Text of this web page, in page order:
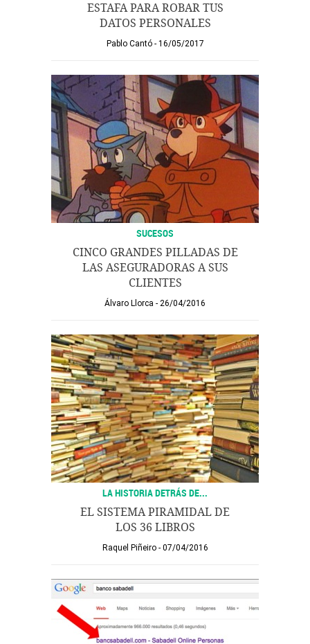
ESTAFA PARA ROBAR TUS
DATOS PERSONALES
Pablo Cantó 16/05/2017
SUCESOS
CINCO GRANDES PILLADAS DE
LAS ASEGURADORAS A SUS
CLIENTES
Álvaro Llorca 26/04/2016
LA HISTORIA DETRÁS DE...
EL SISTEMA PIRAMIDAL DE
LOS 36 LIBROS
Raquel Piñeiro 07/04/2016